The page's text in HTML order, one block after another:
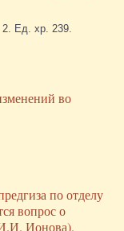
Ед. хр. 239.
во
по отделу
вопрос о
Ионова).